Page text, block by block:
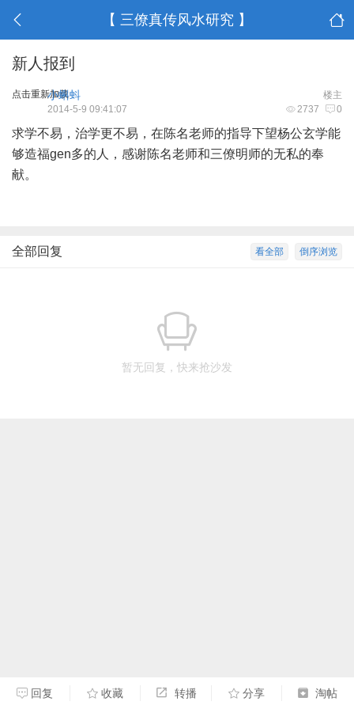
【 三僚真传风水研究 】
新人报到
点击重新加载 楼主
小蝌蚪
2737 0
2014-5-9 09:41:07
求学不易，治学更不易，在陈名老师的指导下望杨公玄学能
够造福gen多的人，感谢陈名老师和三僚明师的无私的奉
献。
倒序浏览
看全部
全部回复
暂无回复，快来抢沙发
回复 收藏 转播 分享 淘帖